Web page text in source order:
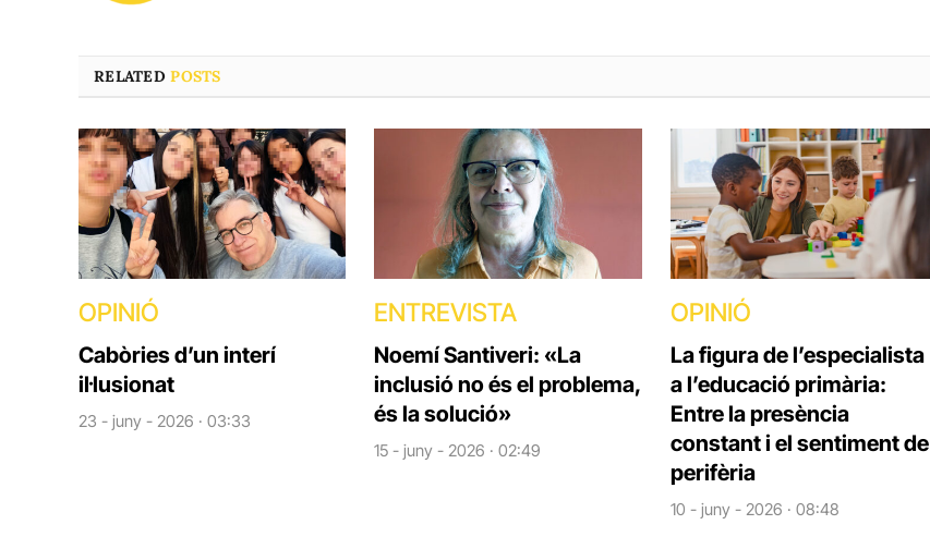
RELATEDPOSTS
OPINIÓ
Cabòries d’un interí
il·lusionat
23 - juny - 2026 · 03:33
ENTREVISTA
Noemí Santiveri: «La
inclusió no és el problema,
és la solució»
15 - juny - 2026 · 02:49
OPINIÓ
La figura de l’especialista
a l’educació primària:
Entre la presència
constant i el sentiment de
perifèria
10 - juny - 2026 · 08:48